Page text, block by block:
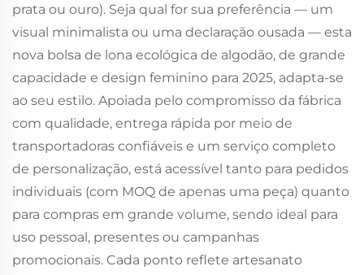
prata ou ouro). Seja qual for sua preferência — um
visual minimalista ou uma declaração ousada — esta
nova bolsa de lona ecológica de algodão, de grande
capacidade e design feminino para 2025, adapta-se
ao seu estilo. Apoiada pelo compromisso da fábrica
com qualidade, entrega rápida por meio de
transportadoras confiáveis e um serviço completo
de personalização, está acessível tanto para pedidos
individuais (com MOQ de apenas uma peça) quanto
para compras em grande volume, sendo ideal para
uso pessoal, presentes ou campanhas
promocionais. Cada ponto reflete artesanato